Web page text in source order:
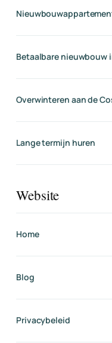
Betaalbare nieuwbouw
Overwinteren aan de
Lange termijn huren
Website
Home
Blog
Privacybeleid